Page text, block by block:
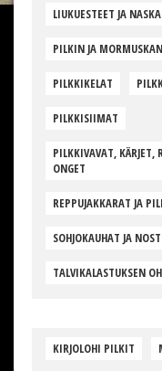
LIUKUESTEET JA
PILKIN JA
PILKKIKELAT
PILKKISIIMAT
PILKKIVAVAT, KÄRJET,
ONGET
REPPUJAKKARAT JA
SOHJOKAUHAT JA
TALVIKALASTUKSEN
KIRJOLOHI PILKIT